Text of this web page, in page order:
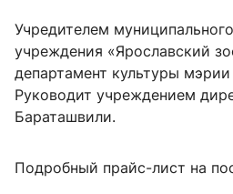
Учредителем
учреждения «Ярославский
департамент культуры
Руководит учреждением
Бараташвили.
Подробный прайс-лист на